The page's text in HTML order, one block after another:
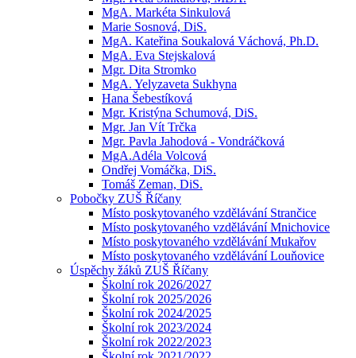
MgA. Markéta Sinkulová
Marie Sosnová, DiS.
MgA. Kateřina Soukalová Váchová, Ph.D.
MgA. Eva Stejskalová
Mgr. Dita Stromko
MgA. Yelyzaveta Sukhyna
Hana Šebestíková
Mgr. Kristýna Schumová, DiS.
Mgr. Jan Vít Trčka
Mgr. Pavla Jahodová - Vondráčková
MgA.Adéla Volcová
Ondřej Vomáčka, DiS.
Tomáš Zeman, DiS.
Pobočky ZUŠ Říčany
Místo poskytovaného vzdělávání Strančice
Místo poskytovaného vzdělávání Mnichovice
Místo poskytovaného vzdělávání Mukařov
Místo poskytovaného vzdělávání Louňovice
Úspěchy žáků ZUŠ Říčany
Školní rok 2026/2027
Školní rok 2025/2026
Školní rok 2024/2025
Školní rok 2023/2024
Školní rok 2022/2023